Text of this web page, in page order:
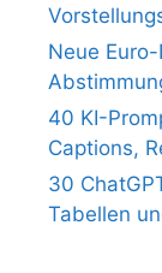
Neue
40 KI-
Captions,
30
Tabellen